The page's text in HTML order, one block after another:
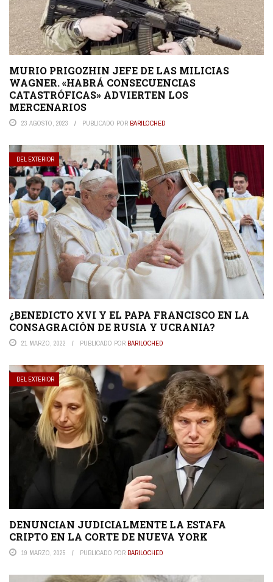
MURIO PRIGOZHIN JEFE DE LAS MILICIAS
WAGNER. «HABRÁ CONSECUENCIAS
CATASTRÓFICAS» ADVIERTEN LOS
MERCENARIOS
23 AGOSTO, 2023 PUBLICADO POR BARILOCHED
DEL EXTERIOR
¿BENEDICTO XVI Y EL PAPA FRANCISCO EN LA
CONSAGRACIÓN DE RUSIA Y UCRANIA?
21 MARZO, 2022 PUBLICADO POR BARILOCHED
DEL EXTERIOR
DENUNCIAN JUDICIALMENTE LA ESTAFA
CRIPTO EN LA CORTE DE NUEVA YORK
19 MARZO, 2025 PUBLICADO POR BARILOCHED